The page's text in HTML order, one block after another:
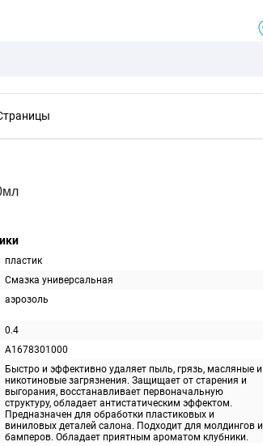
пластик
Смазка универсальная
аэрозоль
0.4
A1678301000
Быстро и эффективно удаляет пыль, грязь, масляные и
никотиновые загрязнения. Защищает от старения и
выгорания, восстанавливает первоначальную
структуру, обладает антистатическим эффектом.
Предназначен для обработки пластиковых и
виниловых деталей салона. Подходит для молдингов и
бамперов. Обладает приятным ароматом клубники.